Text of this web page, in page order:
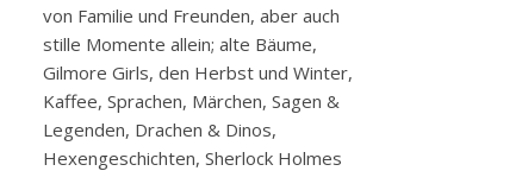
von Familie und Freunden, aber auch
stille Momente allein; alte Bäume,
Gilmore Girls, den Herbst und Winter,
Kaffee, Sprachen, Märchen, Sagen &
Legenden, Drachen & Dinos,
Hexengeschichten, Sherlock Holmes